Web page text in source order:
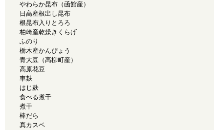
やわらか昆布（函館産）
日高産根出し昆布
根昆布入りとろろ
柏崎産乾燥きくらげ
ふのり
栃木産かんぴょう
青大豆（高柳町産）
高原花豆
車麸
はじ麸
食べる煮干
煮干
棒だら
真カスベ